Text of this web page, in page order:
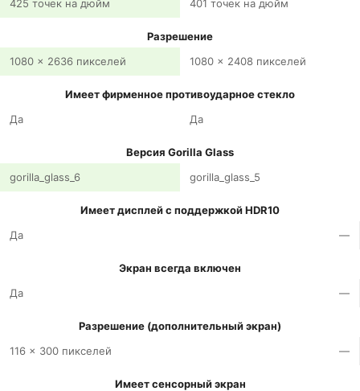
425 точек на дюйм 401 точек на дюйм
Разрешение
1080 x 2636 пикселей
1080 x 2408 пикселей
Имеет фирменное противоударное стекло
Да
Да
Версия Gorilla Glass
gorilla_glass_6
gorilla_glass_5
Имеет дисплей с поддержкой HDR10
Да
—
Экран всегда включен
Да
—
Разрешение (дополнительный экран)
116 x 300 пикселей
—
Имеет сенсорный экран